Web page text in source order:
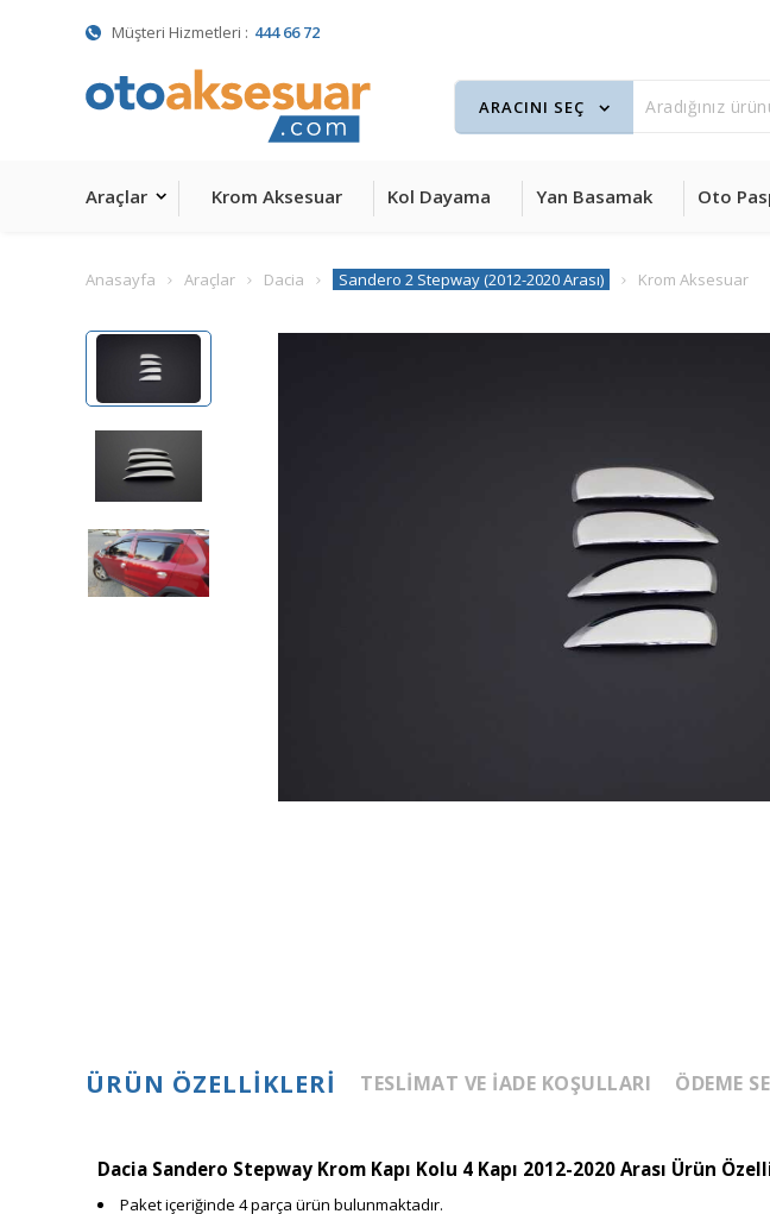
Müşteri Hizmetleri : 444 66 72
Araçlar Krom Aksesuar Kol Dayama Yan Basamak Oto
Anasayfa Araçlar Dacia Sandero 2 Stepway (2012-2020 Arası) Krom Aksesuar
ÜRÜN ÖZELLIKLERI TESLIMAT VE İADE KOŞULLARI ÖDEME
Dacia Sandero Stepway Krom Kapı Kolu 4 Kapı 2012-2020 Arası Ürün
Paket içeriğinde 4 parça ürün bulunmaktadır.